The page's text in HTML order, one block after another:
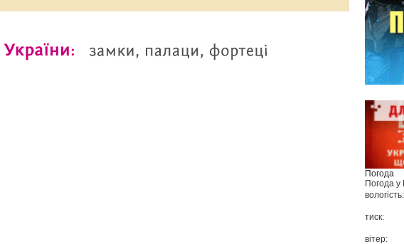
Погода
Погода у
вологість:
тиск:
вітер: